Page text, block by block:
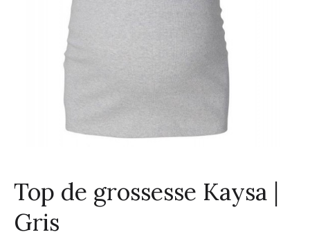
Top de grossesse Kaysa |
Gris